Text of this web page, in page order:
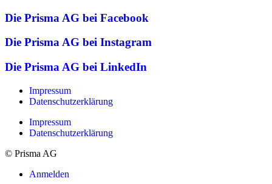
Die Prisma AG bei Facebook
Die Prisma AG bei Instagram
Die Prisma AG bei LinkedIn
Impressum
Datenschutzerklärung
Impressum
Datenschutzerklärung
© Prisma AG
Anmelden